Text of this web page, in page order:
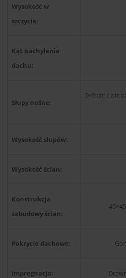
Wysokość w
szczycie:
Kąt nachylenia
dachu:
Słupy nośne:
9×9 cm ( z
Wysokość słupów:
Wysokość ścian:
Konstrukcja
zabudowy ścian:
Pokrycie dachowe:
Impregnacja: